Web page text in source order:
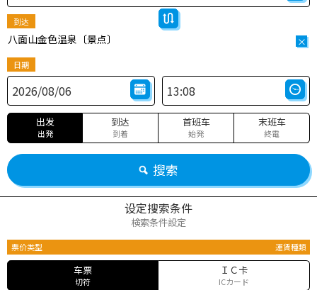
到达
八面山金色温泉〔景点〕 ×
日期
出发
出発
到达
到着
首班车
始発
末班车
終電
搜索
设定搜索条件
検索条件設定
票价类型 運賃種類
车票
切符
ＩＣ卡
ICカード